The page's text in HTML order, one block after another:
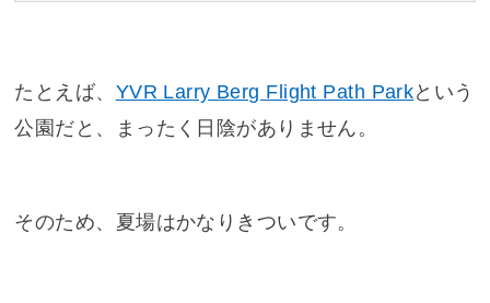
たとえば、 YVR Larry Berg Flight Path Parkという
公園だと、まったく日陰がありません。
そのため、夏場はかなりきついです。